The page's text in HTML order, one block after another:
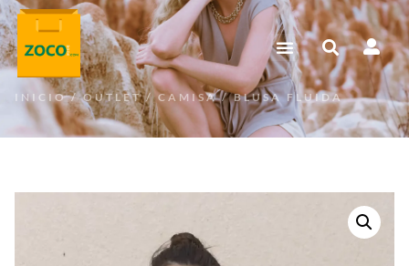
INICIO/OUTLET/CAMISA/ BLUSA FLUIDA